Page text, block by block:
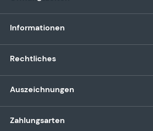
Informationen
Rechtliches
Auszeichnungen
Zahlungsarten